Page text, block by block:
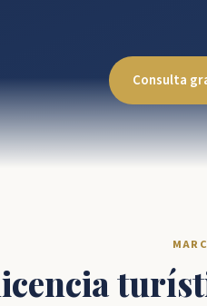
Consulta